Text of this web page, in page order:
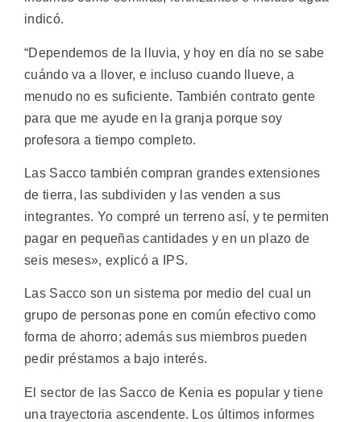
indicó.
“Dependemos de la lluvia, y hoy en día no se sabe
cuándo va a llover, e incluso cuando llueve, a
menudo no es suficiente. También contrato gente
para que me ayude en la granja porque soy
profesora a tiempo completo.
Las Sacco también compran grandes extensiones
de tierra, las subdividen y las venden a sus
integrantes. Yo compré un terreno así, y te permiten
pagar en pequeñas cantidades y en un plazo de
seis meses», explicó a IPS.
Las Sacco son un sistema por medio del cual un
grupo de personas pone en común efectivo como
forma de ahorro; además sus miembros pueden
pedir préstamos a bajo interés.
El sector de las Sacco de Kenia es popular y tiene
una trayectoria ascendente. Los últimos informes